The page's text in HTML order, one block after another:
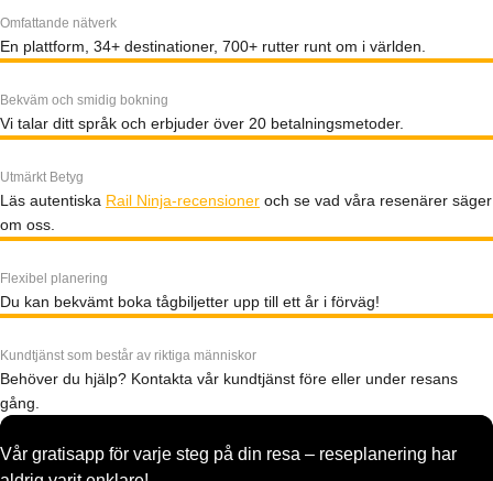
Omfattande nätverk
En plattform, 34+ destinationer, 700+ rutter runt om i världen.
Bekväm och smidig bokning
Vi talar ditt språk och erbjuder över 20 betalningsmetoder.
Utmärkt Betyg
Läs autentiska Rail Ninja-recensioner och se vad våra resenärer säger
om oss.
Flexibel planering
Du kan bekvämt boka tågbiljetter upp till ett år i förväg!
Kundtjänst som består av riktiga människor
Behöver du hjälp? Kontakta vår kundtjänst före eller under resans
gång.
Vår gratisapp för varje steg på din resa – reseplanering har